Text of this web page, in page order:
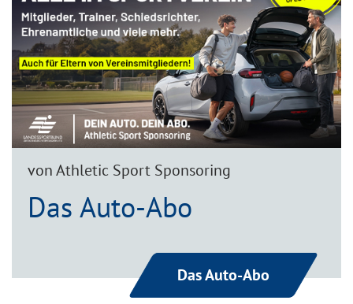
von Athletic Sport Sponsoring
Das Auto-Abo
Das Auto-Abo